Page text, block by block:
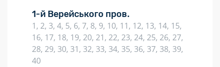
1-й Верейського пров.
1, 2, 3, 4, 5, 6, 7, 8, 9, 10, 11, 12, 13, 14, 15,
16, 17, 18, 19, 20, 21, 22, 23, 24, 25, 26, 27,
28, 29, 30, 31, 32, 33, 34, 35, 36, 37, 38, 39,
40